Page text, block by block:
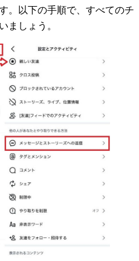
。以下の手順で、すべてのチ
ましょう。